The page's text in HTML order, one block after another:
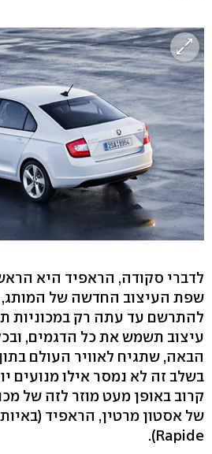
לדברי סקודה, הראפיד היא
שפת העיצוב החדשה של המותג,
להתרשם עד עתה רק במכוניות
עיצוב תשמש את כל הדגמים,
הבאה, שתגיח לאוויר העולם
בשלב זה לא נמסר אילו מנועים
קרוב באופן מעט מוזר לזה של
של אסטון מרטין, הראפיד
Rapide).